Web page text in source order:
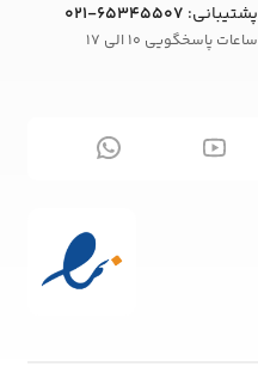
پشتیبانی: 021-65345507
ساعات پاسخگویی 10 الی 17